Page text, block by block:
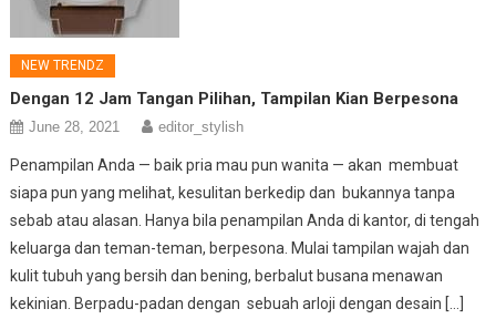
NEW TRENDZ
Dengan 12 Jam Tangan Pilihan, Tampilan Kian Berpesona
June 28, 2021 editor_stylish
Penampilan Anda — baik pria mau pun wanita — akan membuat
siapa pun yang melihat, kesulitan berkedip dan bukannya tanpa
sebab atau alasan. Hanya bila penampilan Anda di kantor, di tengah
keluarga dan teman-teman, berpesona. Mulai tampilan wajah dan
kulit tubuh yang bersih dan bening, berbalut busana menawan
kekinian. Berpadu-padan dengan sebuah arloji dengan desain […]